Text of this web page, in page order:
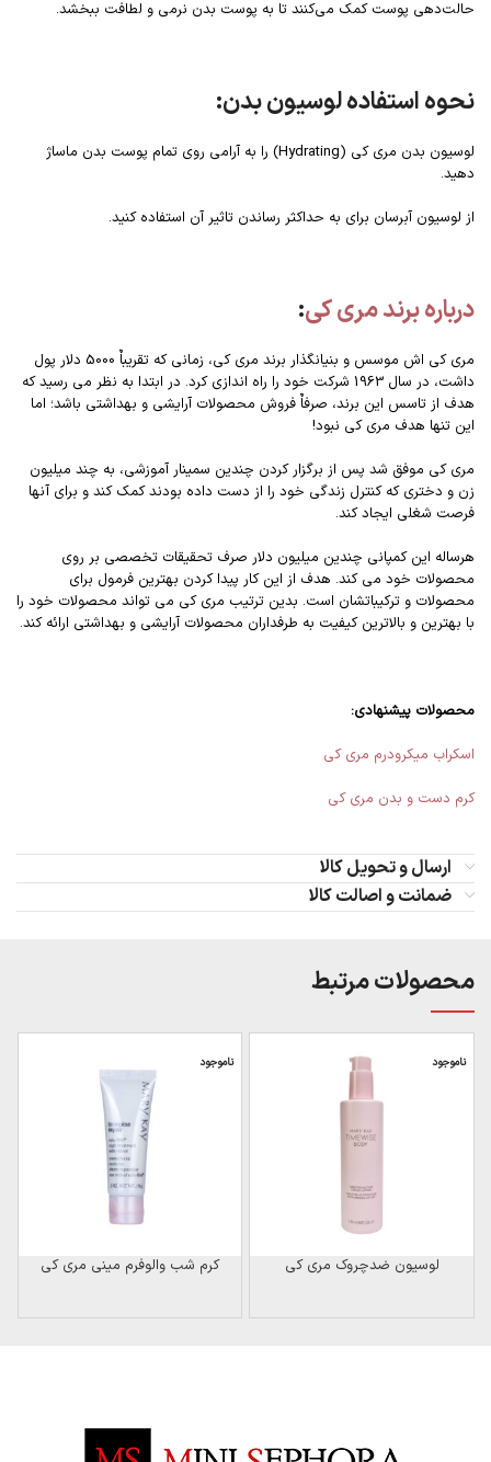
حالت‌دهی پوست کمک می‌کنند تا به پوست بدن نرمی و لطافت ببخشد.
نحوه استفاده لوسیون بدن:
لوسیون بدن مری کی (Hydrating) را به آرامی روی تمام پوست بدن ماساژ
دهید.
از لوسیون آبرسان برای به حداکثر رساندن تاثیر آن استفاده کنید.
درباره برند مری کی:
مری کی اش موسس و بنیانگذار برند مری کی، زمانی که تقریباٌ 5000 دلار پول
داشت، در سال 1963 شرکت خود را راه اندازی کرد. در ابتدا به نظر می رسید که
هدف از تاسس این برند، صرفاٌ فروش محصولات آرایشی و بهداشتی باشد؛ اما
این تنها هدف مری کی نبود!
مری کی موفق شد پس از برگزار کردن چندین سمینار آموزشی، به چند میلیون
زن و دختری که کنترل زندگی خود را از دست داده بودند کمک کند و برای آنها
فرصت شغلی ایجاد کند.
هرساله این کمپانی چندین میلیون دلار صرف تحقیقات تخصصی بر روی
محصولات خود می کند. هدف از این کار پیدا کردن بهترین فرمول برای
محصولات و ترکیباتشان است. بدین ترتیب مری کی می تواند محصولات خود را
با بهترین و بالاترین کیفیت به طرفداران محصولات آرایشی و بهداشتی ارائه کند.
محصولات پیشنهادی:
اسکراب میکرودرم مری کی
کرم دست و بدن مری کی
ارسال و تحویل کالا
ضمانت و اصالت کالا
محصولات مرتبط
ناموجود
لوسیون ضدچروک مری کی
ناموجود
کرم شب والوفرم مینی مری کی